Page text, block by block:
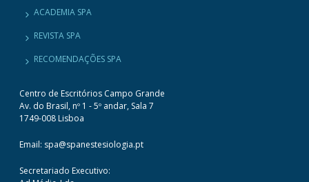
ACADEMIA SPA
REVISTA SPA
RECOMENDAÇÕES SPA
Centro de Escritórios Campo Grande
Av. do Brasil, nº 1 - 5º andar, Sala 7
1749-008 Lisboa
Email: spa@spanestesiologia.pt
Secretariado Executivo: